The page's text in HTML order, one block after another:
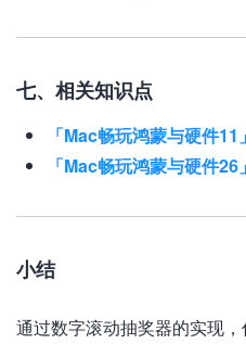
七、相关知识点
「Mac畅玩鸿蒙与硬件
「Mac畅玩鸿蒙与硬件
小结
通过数字滚动抽奖器的实现